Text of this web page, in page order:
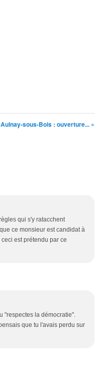
Aulnay-sous-Bois : ouverture... »
qui s'y ratacchent
ce monsieur est candidat à
est prétendu par ce
"respectes la démocratie".
que tu l'avais perdu sur